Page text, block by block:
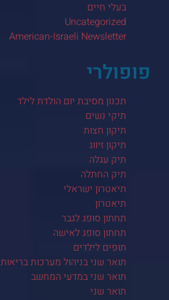
בעלי חיים
Uncategorized
American-Israeli Newsletter
פופולרי
תכנון מסיבת יום הולדת לילד
תיקי נשים
תיקון חצות
תיקון זיווג
תיק עגלה
תיק החתלה
תיאטרון ישראלי
תיאטרון
תחתון סופג לגבר
תחתון סופג לאישה
תופים לילדים
תואר שני בניהול מערכות בריאות
תואר שני במדעי המחשב
תואר שני